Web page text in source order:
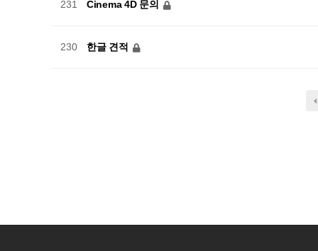
231 Cinema 4D 문의
230 한글 견적